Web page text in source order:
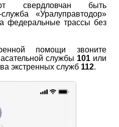
свердловчан быть
«Уралуправтодор»
федеральные трассы без
помощи звоните
службы 101 или
экстренных служб 112.